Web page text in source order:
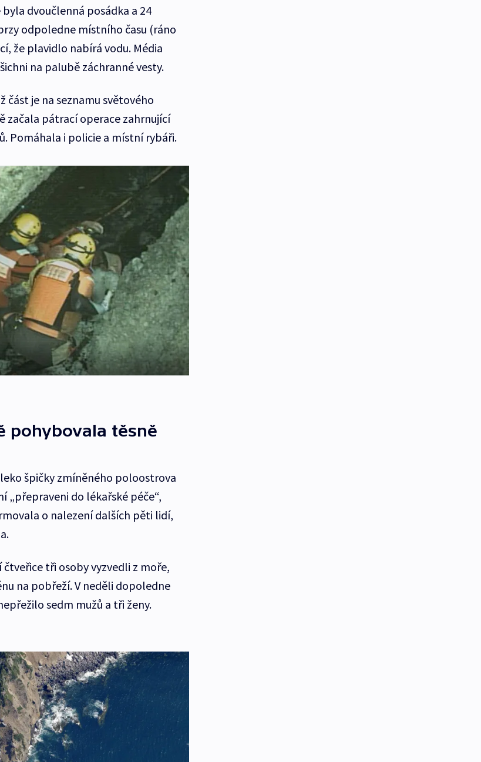
dvoučlenná posádka a 24
odpoledne místního času (ráno
že plavidlo nabírá vodu. Média
na palubě záchranné vesty.
je na seznamu světového
začala pátrací operace zahrnující
Pomáhala i policie a místní rybáři.
pohybovala těsně
špičky zmíněného poloostrova
„přepraveni do lékařské péče“,
o nalezení dalších pěti lidí,
tři osoby vyzvedli z moře,
na pobřeží. V neděli dopoledne
sedm mužů a tři ženy.